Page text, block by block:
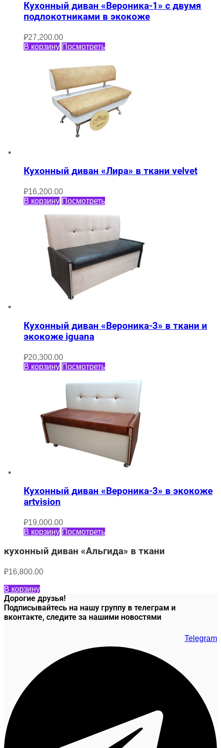
Кухонный диван «Вероника-1» с двумя
подлокотниками в экокоже
₽27,200.00
В корзину Посмотреть
Кухонный диван «Лира» в ткани velvet
₽16,200.00
В корзину Посмотреть
Кухонный диван «Вероника-3» в ткани и
экокоже iguana
₽20,300.00
В корзину Посмотреть
Кухонный диван «Вероника-3» в экокоже
artvision
₽19,000.00
В корзину Посмотреть
кухонный диван «Альгида» в ткани
₽16,800.00
В корзину
Дорогие друзья!
Подписывайтесь на нашу группу в телеграм и
вконтакте, следите за нашими новостями
Telegram